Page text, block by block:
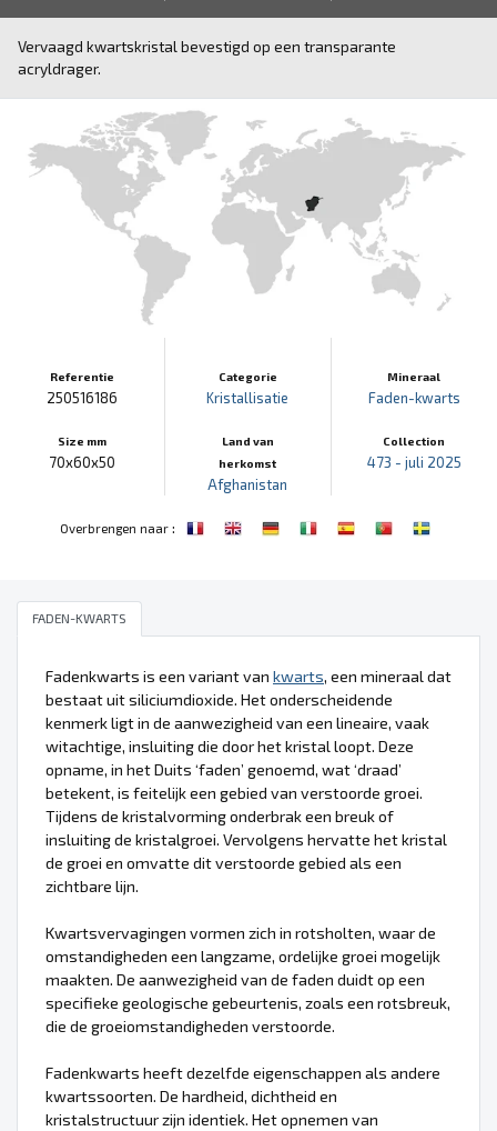
Vervaagd kwartskristal bevestigd op een transparante
acryldrager.
Referentie
250516186
Size mm
70x60x50
Categorie
Kristallisatie
Land van
herkomst
Afghanistan
Mineraal
Faden-kwarts
Collection
473 - juli 2025
Overbrengen naar:
FADEN-KWARTS
Fadenkwarts is een variant van kwarts, een mineraal dat
bestaat uit siliciumdioxide. Het onderscheidende
kenmerk ligt in de aanwezigheid van een lineaire, vaak
witachtige, insluiting die door het kristal loopt. Deze
opname, in het Duits ‘faden’ genoemd, wat ‘draad’
betekent, is feitelijk een gebied van verstoorde groei.
Tijdens de kristalvorming onderbrak een breuk of
insluiting de kristalgroei. Vervolgens hervatte het kristal
de groei en omvatte dit verstoorde gebied als een
zichtbare lijn.
Kwartsvervagingen vormen zich in rotsholten, waar de
omstandigheden een langzame, ordelijke groei mogelijk
maakten. De aanwezigheid van de faden duidt op een
specifieke geologische gebeurtenis, zoals een rotsbreuk,
die de groeiomstandigheden verstoorde.
Fadenkwarts heeft dezelfde eigenschappen als andere
kwartssoorten. De hardheid, dichtheid en
kristalstructuur zijn identiek. Het opnemen van